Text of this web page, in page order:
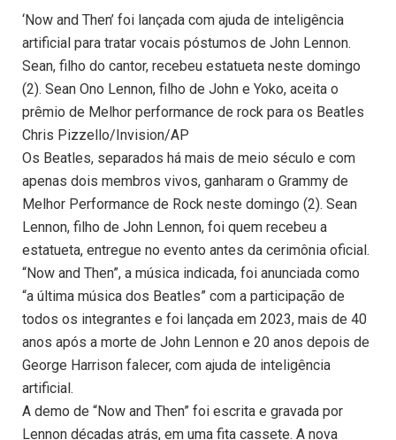
‘Now and Then’ foi lançada com ajuda de inteligência
artificial para tratar vocais póstumos de John Lennon.
Sean, filho do cantor, recebeu estatueta neste domingo
(2). Sean Ono Lennon, filho de John e Yoko, aceita o
prêmio de Melhor performance de rock para os Beatles
Chris Pizzello/Invision/AP
Os Beatles, separados há mais de meio século e com
apenas dois membros vivos, ganharam o Grammy de
Melhor Performance de Rock neste domingo (2). Sean
Lennon, filho de John Lennon, foi quem recebeu a
estatueta, entregue no evento antes da cerimônia oficial.
“Now and Then”, a música indicada, foi anunciada como
“a última música dos Beatles” com a participação de
todos os integrantes e foi lançada em 2023, mais de 40
anos após a morte de John Lennon e 20 anos depois de
George Harrison falecer, com ajuda de inteligência
artificial.
A demo de “Now and Then” foi escrita e gravada por
Lennon décadas atrás, em uma fita cassete. A nova